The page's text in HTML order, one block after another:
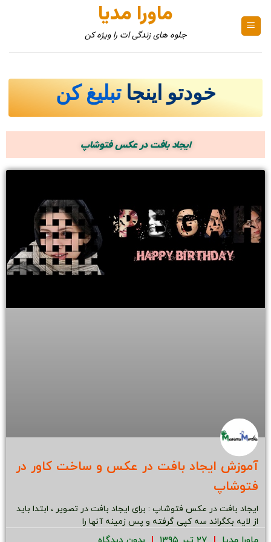
ماورا مدیا
جلوه های زندگی ات را ویژه کن
خودتو اینجا تبلیغ کن
ایجاد بافت در عکس فتوشاپ
آموزش ایجاد بافت در عکس و ساخت کاور در
فتوشاپ
ایجاد بافت در عکس فتوشاپ : برای ایجاد بافت در تصویر ، ابتدا باید
از لایه بکگراند سه کپی گرفته و پس زمینه آنها را